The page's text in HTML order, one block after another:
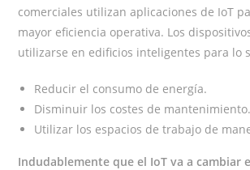
comerciales utilizan aplicaciones de IoT
mayor eficiencia operativa. Los
utilizarse en edificios inteligentes para lo
Reducir el consumo de energía.
Disminuir los costes de mantenimiento.
Utilizar los espacios de trabajo de
Indudablemente que el IoT va a cambiar